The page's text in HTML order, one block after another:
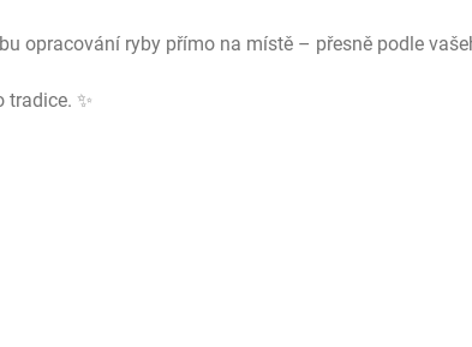
opracování ryby přímo na místě – přesně podle
✨